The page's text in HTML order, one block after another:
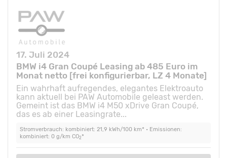
17. Juli 2024
BMW i4 Gran Coupé Leasing ab 485 Euro im
Monat netto [frei konfigurierbar, LZ 4 Monate]
Ein wahrhaft aufregendes, elegantes Elektroauto
kann aktuell bei PAW Automobile geleast werden.
Gemeint ist das BMW i4 M50 xDrive Gran Coupé,
das es ab einer Leasingrate...
Stromverbrauch: kombiniert: 21,9 kWh/100 km* • Emissionen:
kombiniert: 0 g/km CO2*